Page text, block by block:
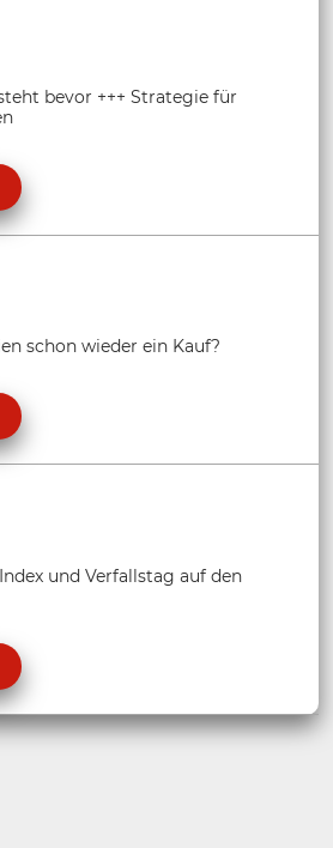
bevor +++ Strategie für
schon wieder ein Kauf?
und Verfallstag auf den